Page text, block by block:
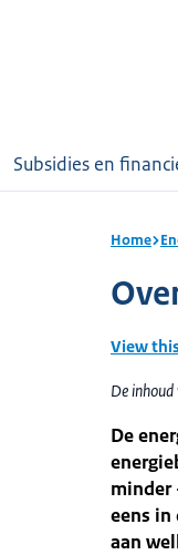
Subsidies en
Home
View
De
De
minder
eens in
aan